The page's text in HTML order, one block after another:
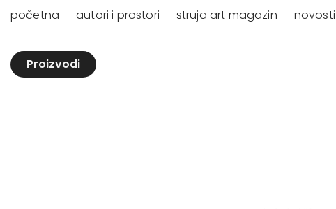
početna autori i prostori struja art magazin novosti
Proizvodi